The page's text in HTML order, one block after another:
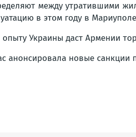
между утратившими
в этом году в
опыту Украины даст Армении
анонсировала новые санкции